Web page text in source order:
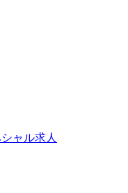
ャル求人